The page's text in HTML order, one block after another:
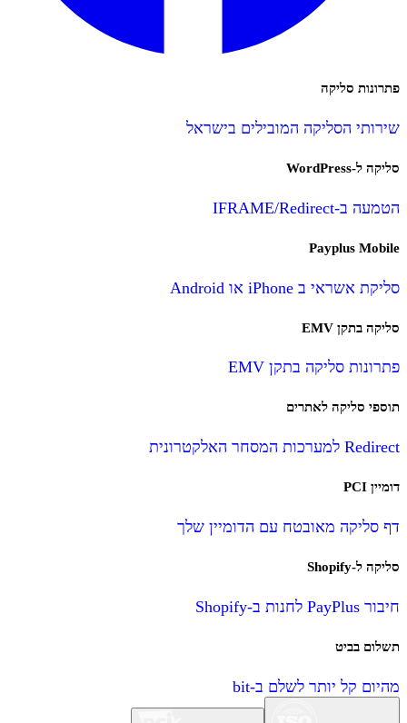
פתרונות סליקה
שירותי הסליקה המובילים בישראל
סליקה ל-WordPress
הטמעה ב-IFRAME/Redirect
Payplus Mobile
סליקת אשראי ב iPhone או Android
סליקה בתקן EMV
פתרונות סליקה בתקן EMV
תוספי סליקה לאתרים
Redirect למערכות המסחר האלקטרונית
דומיין PCI
דף סליקה מאובטח עם הדומיין שלך
סליקה ל-Shopify
חיבור PayPlus לחנות ב-Shopify
תשלום בביט
מהיום קל יותר לשלם ב-bit